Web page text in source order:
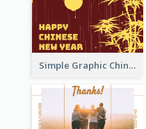
Simple Graphic Chinese New Year In Red And Yellow